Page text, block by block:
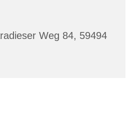
Weg 84, 59494